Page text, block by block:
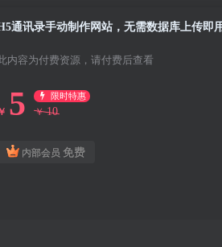
通讯录手动制作网站，无需数据库上传即
内容为付费资源，请付费后查看
5 限时特惠
￥ 10
内部会员 免费